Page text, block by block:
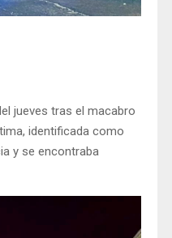
jueves tras el macabro
identificada como
y se encontraba